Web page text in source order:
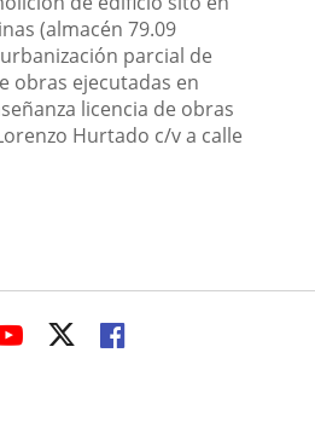
(almacén 79.09
parcial de
obras ejecutadas en
licencia de obras
Hurtado c/v a calle
ENLACEENLACEENLACE